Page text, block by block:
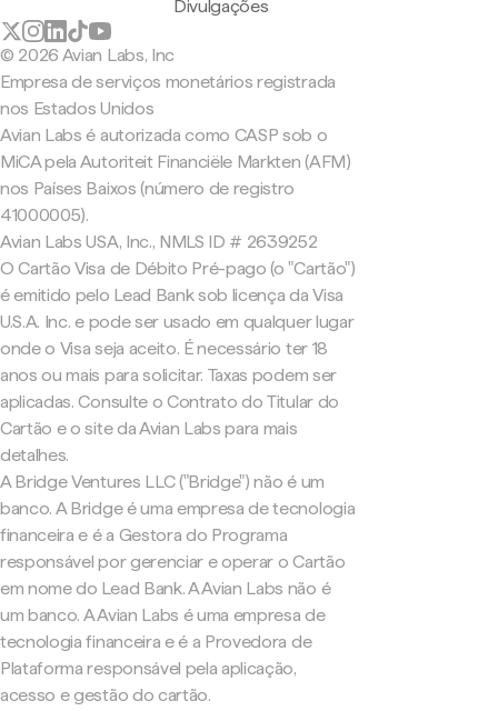
Divulgações
© 2026 Avian Labs, Inc
Empresa de serviços monetários registrada
nos Estados Unidos
Avian Labs é autorizada como CASP sob o
MiCA pela Autoriteit Financiële Markten (AFM)
nos Países Baixos (número de registro
41000005).
Avian Labs USA, Inc., NMLS ID # 2639252
O Cartão Visa de Débito Pré-pago (o "Cartão")
é emitido pelo Lead Bank sob licença da Visa
U.S.A. Inc. e pode ser usado em qualquer lugar
onde o Visa seja aceito. É necessário ter 18
anos ou mais para solicitar. Taxas podem ser
aplicadas. Consulte o Contrato do Titular do
Cartão e o site da Avian Labs para mais
detalhes.
A Bridge Ventures LLC ("Bridge") não é um
banco. A Bridge é uma empresa de tecnologia
financeira e é a Gestora do Programa
responsável por gerenciar e operar o Cartão
em nome do Lead Bank. A Avian Labs não é
um banco. A Avian Labs é uma empresa de
tecnologia financeira e é a Provedora de
Plataforma responsável pela aplicação,
acesso e gestão do cartão.